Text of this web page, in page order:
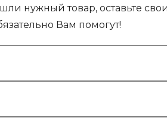
нужный товар, оставьте
Вам помогут!